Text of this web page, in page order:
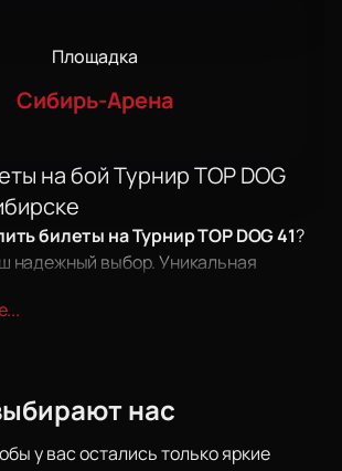
Площадка
Сибирь-Арена
на бой Турнир TOP DOG
билеты на Турнир TOP DOG 41?
надежный выбор. Уникальная
боец покажет мастерство и
41 пройдет на площадке Арена
нас
у вас остались только яркие